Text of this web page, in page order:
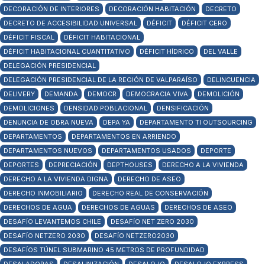
DECORACIÓN DE INTERIORES
DECORACIÓN HABITACIÓN
DECRETO
DECRETO DE ACCESIBILIDAD UNIVERSAL
DÉFICIT
DÉFICIT CERO
DÉFICIT FISCAL
DÉFICIT HABITACIONAL
DÉFICIT HABITACIONAL CUANTITATIVO
DÉFICIT HÍDRICO
DEL VALLE
DELEGACIÓN PRESIDENCIAL
DELEGACIÓN PRESIDENCIAL DE LA REGIÓN DE VALPARAÍSO
DELINCUENCIA
DELIVERY
DEMANDA DEMOCR DEMOCRACIA VIVA
DEMOLICIÓN
DEMOLICIONES
DENSIDAD POBLACIONAL
DENSIFICACIÓN
DENUNCIA DE OBRA NUEVA
DEPA YA
DEPARTAMENTO TI OUTSOURCING
DEPARTAMENTOS
DEPARTAMENTOS EN ARRIENDO
DEPARTAMENTOS NUEVOS
DEPARTAMENTOS USADOS
DEPORTE
DEPORTES
DEPRECIACIÓN DEPTHOUSES
DERECHO A LA VIVIENDA
DERECHO A LA VIVIENDA DIGNA
DERECHO DE ASEO
DERECHO INMOBILIARIO
DERECHO REAL DE CONSERVACIÓN
DERECHOS DE AGUA
DERECHOS DE AGUAS
DERECHOS DE ASEO
DESAFÍO LEVANTEMOS CHILE
DESAFÍO NET ZERO 2030
DESAFÍO NETZERO 2030
DESAFÍO NETZERO2030
DESAFÍOS TÚNEL SUBMARINO 45 METROS DE PROFUNDIDAD